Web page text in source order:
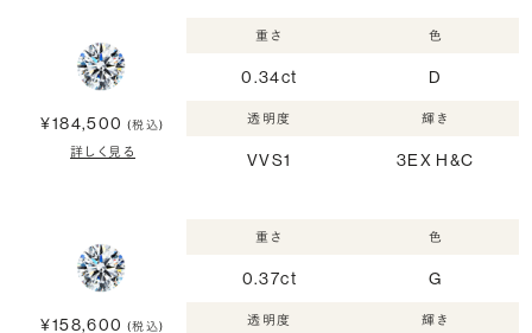
¥184,500 (税込)
詳しく見る
重さ
0.34ct
色
D
透明度
VVS1
輝き
3EX H&C
¥158,600 (税込)
重さ
0.37ct
色
G
透明度 輝き